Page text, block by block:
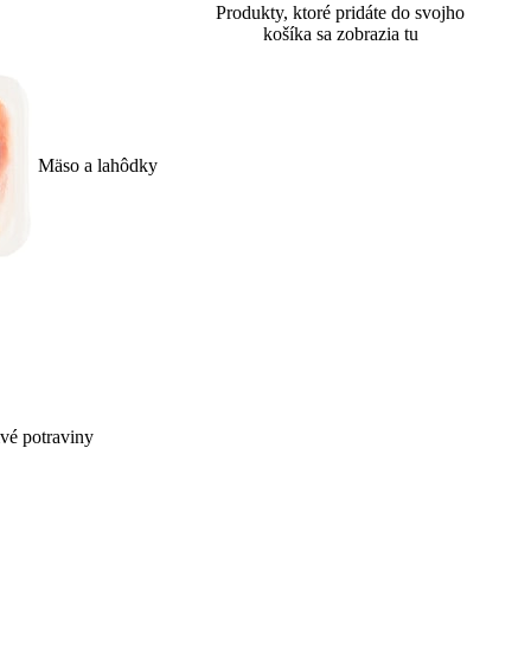
Mäso a lahôdky
potraviny
Produkty, ktoré pridáte do svojho
košíka sa zobrazia tu